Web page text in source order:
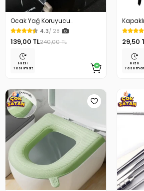
Ocak Yağ Koruyucu
Alüminyum Levha 32.5 x 84
Cm
4.3/ 28
139,00 TL240,00 TL
Hızlı
Teslimat
29,50
Hızlı
Teslimat